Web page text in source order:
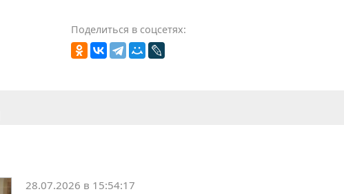
Поделиться в соцсетях:
28.07.2026 в 15:54:17